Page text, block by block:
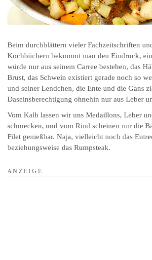
Beim durchblättern vieler Fachzeitschriften
Kochbüchern bekommt man den Eindruck,
würde nur aus seinem Carree bestehen, das
Brust, das Schwein existiert gerade noch so
und seiner Lendchen, die Ente und die Gans
Daseinsberechtigung ohnehin nur aus Leber
Vom Kalb lassen wir uns Medaillons, Leber
schmecken, und vom Rind scheinen nur die
Filet genießbar. Naja, vielleicht noch das
beziehungsweise das Rumpsteak.
A N Z E I G E